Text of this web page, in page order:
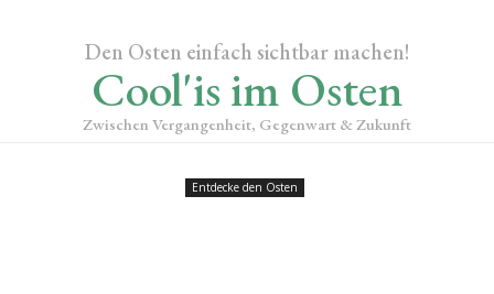
Den Osten einfach sichtbar machen!
Cool'is im Osten
Zwischen Vergangenheit, Gegenwart & Zukunft
Entdecke den Osten